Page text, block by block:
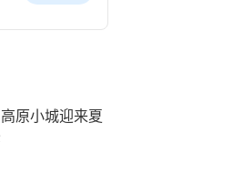
原小城迎来夏